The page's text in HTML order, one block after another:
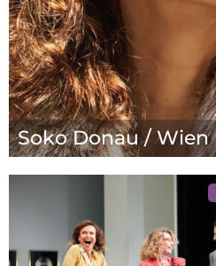
Soko Donau / Wien